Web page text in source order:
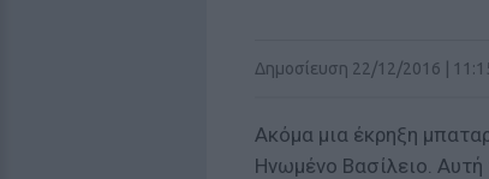
Δημοσίευση 22/12/2016 |
Ακόμα μια έκρηξη
Ηνωμένο Βασίλειο. Αυτή